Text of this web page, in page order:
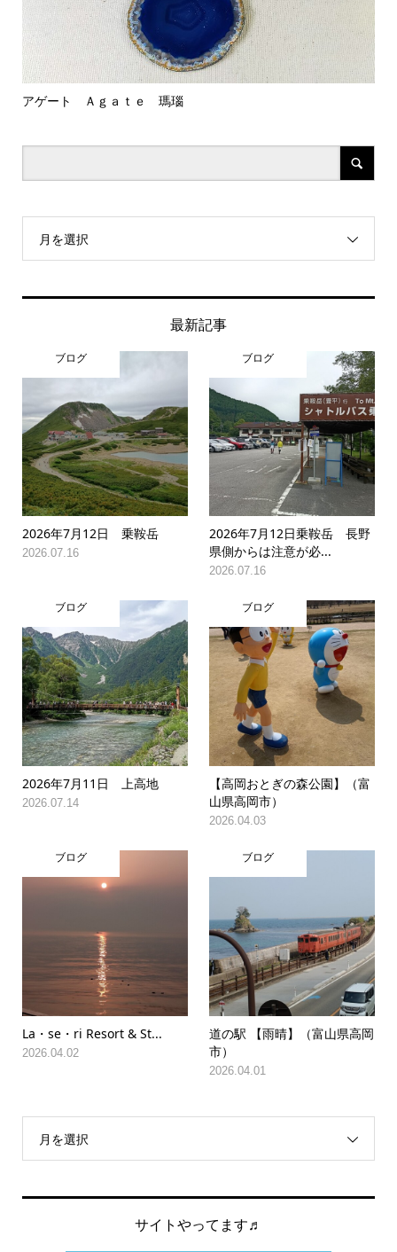
ｔｅ 瑪瑙
月を選択
最新記事
ブログ
2026年7月12日 乗鞍岳
2026.07.16
ブログ
2026年7月12日乗鞍岳 長野
県側からは注意が必...
2026.07.16
ブログ
2026年7月11日 上高地
2026.07.14
ブログ
【高岡おとぎの森公園】（富
山県高岡市）
2026.04.03
ブログ
La・se・ri Resort & St...
2026.04.02
ブログ
道の駅 【雨晴】（富山県高岡
市）
2026.04.01
月を選択
サイトやってます♬